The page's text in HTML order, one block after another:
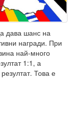
дава шанс на
награди. При
най-много
1:1, а
Това е